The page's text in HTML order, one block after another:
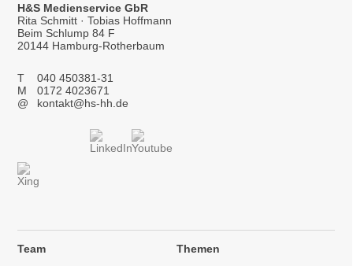
H&S Medienservice GbR
Rita Schmitt · Tobias Hoffmann
Beim Schlump 84 F
20144 Hamburg-Rotherbaum
T
040 450381-31
M
0172 4023671
@
kontakt@hs-hh.de
Team
Themen